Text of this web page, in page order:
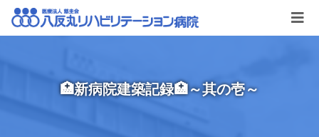
🏥新病院建築記録🏥～其の壱～